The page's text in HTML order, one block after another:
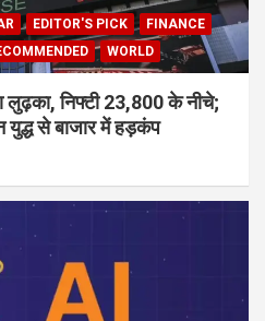
EDITOR'S PICK
FINANCE
WORLD
निफ्टी 23,800 के नीचे;
से बाजार में हड़कंप